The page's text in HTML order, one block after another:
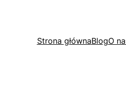
Strona głównaBlogO